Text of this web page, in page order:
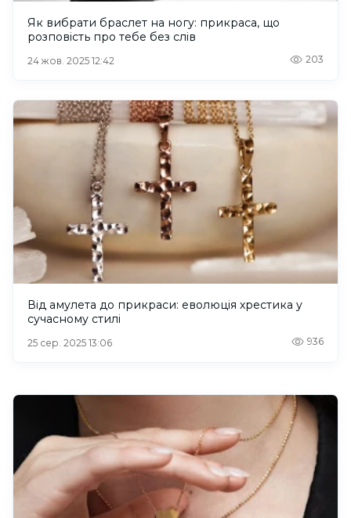
Як вибрати браслет на ногу: прикраса, що
розповість про тебе без слів
24 жов. 2025 12:42 203
Від амулета до прикраси: еволюція хрестика у
сучасному стилі
25 сер. 2025 13:06 936